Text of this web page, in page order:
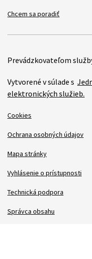
Chcem sa poradiť
Prevádzkovateľom
Vytvorené v súlade s
elektronických služieb.
Cookies
Ochrana osobných údajov
Mapa stránky
Vyhlásenie o prístupnosti
Technická podpora
Správca obsahu